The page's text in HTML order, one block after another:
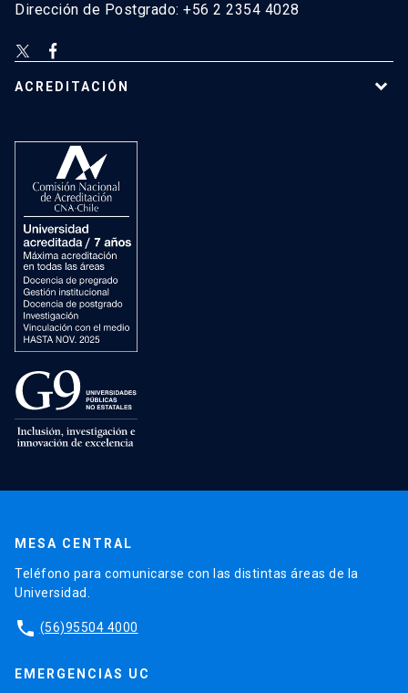
Dirección de Postgrado: +56 2 2354 4028
ACREDITACIÓN
MESA CENTRAL
Teléfono para comunicarse con las distintas áreas de la
Universidad.
phone (56)95504 4000
EMERGENCIAS UC